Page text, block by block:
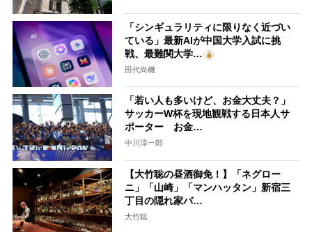
「シンギュラリティに限りなく近づい
ている」最新AIが中国大学入試に挑
戦、最難関大学…
田代尚機
「若い人も多いけど、お金大丈夫？」
サッカーW杯を現地観戦する日本人サ
ポーター お金…
中川淳一郎
【大竹聡の昼酒御免！】「ネグロー
ニ」「山崎」「マンハッタン」新宿三
丁目の隠れ家バ…
大竹聡